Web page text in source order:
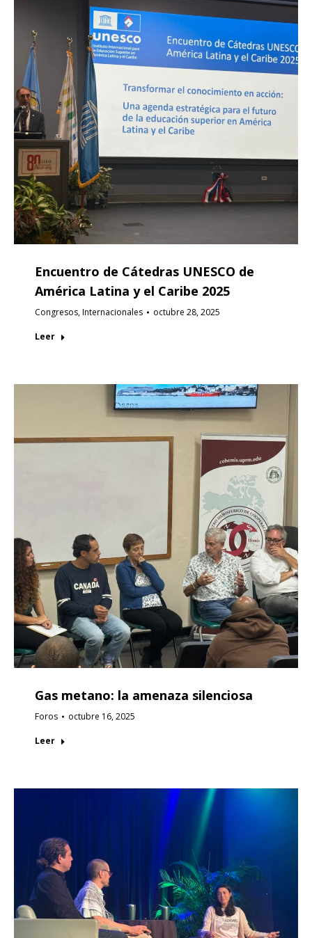
Encuentro de Cátedras UNESCO de
América Latina y el Caribe 2025
Congresos, Internacionales octubre 28, 2025
Leer
Gas metano: la amenaza silenciosa
Foros octubre 16, 2025
Leer